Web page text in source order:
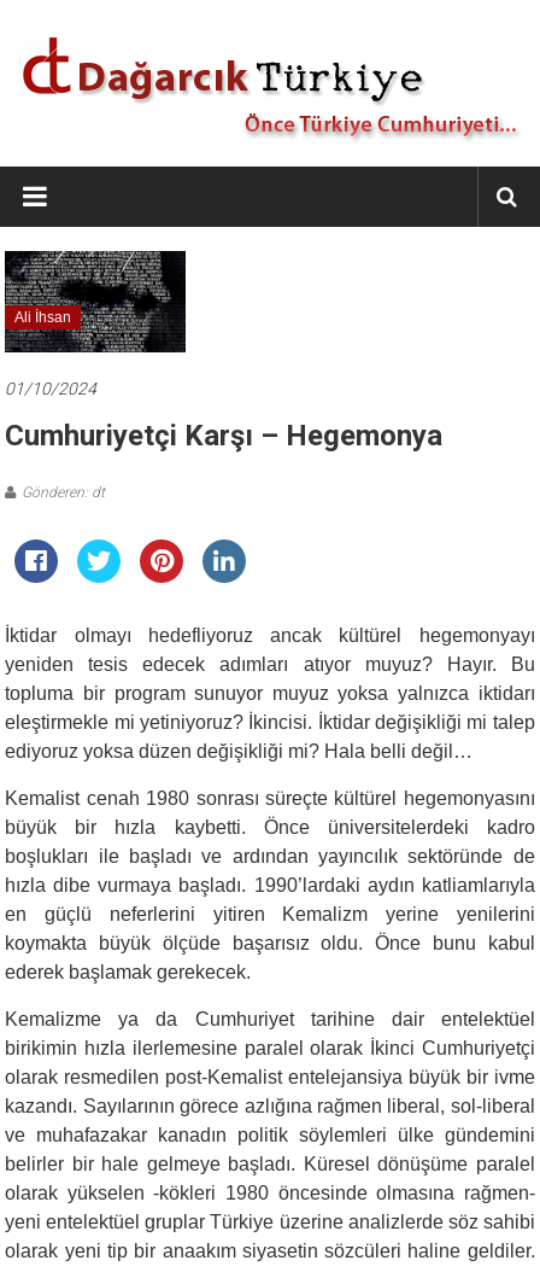
Dağarcık
Türkiye
Önce
Türkiye
Cumhuriyeti…
Ali İhsan
01/10/2024
Cumhuriyetçi Karşı – Hegemonya
Gönderen: dt
İktidar olmayı hedefliyoruz ancak kültürel hegemonyayı
yeniden tesis edecek adımları atıyor muyuz? Hayır. Bu
topluma bir program sunuyor muyuz yoksa yalnızca iktidarı
eleştirmekle mi yetiniyoruz? İkincisi. İktidar değişikliği mi talep
ediyoruz yoksa düzen değişikliği mi? Hala belli değil…
Kemalist cenah 1980 sonrası süreçte kültürel hegemonyasını
büyük bir hızla kaybetti. Önce üniversitelerdeki kadro
boşlukları ile başladı ve ardından yayıncılık sektöründe de
hızla dibe vurmaya başladı. 1990’lardaki aydın katliamlarıyla
en güçlü neferlerini yitiren Kemalizm yerine yenilerini
koymakta büyük ölçüde başarısız oldu. Önce bunu kabul
ederek başlamak gerekecek.
Kemalizme ya da Cumhuriyet tarihine dair entelektüel
birikimin hızla ilerlemesine paralel olarak İkinci Cumhuriyetçi
olarak resmedilen post-Kemalist entelejansiya büyük bir ivme
kazandı. Sayılarının görece azlığına rağmen liberal, sol-liberal
ve muhafazakar kanadın politik söylemleri ülke gündemini
belirler bir hale gelmeye başladı. Küresel dönüşüme paralel
olarak yükselen -kökleri 1980 öncesinde olmasına rağmen-
yeni entelektüel gruplar Türkiye üzerine analizlerde söz sahibi
olarak yeni tip bir anaakım siyasetin sözcüleri haline geldiler.